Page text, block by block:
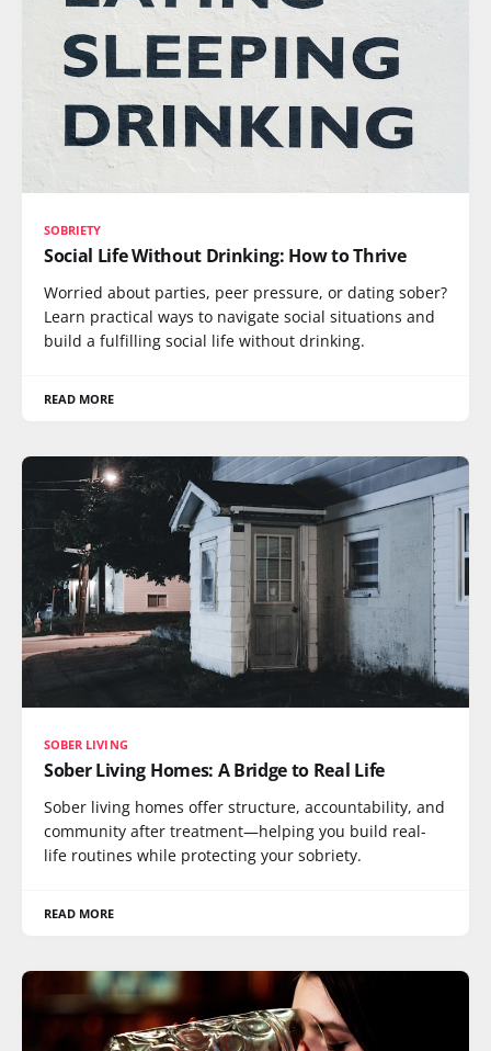
SOBRIETY
Social Life Without Drinking: How to Thrive
Worried about parties, peer pressure, or dating sober?
Learn practical ways to navigate social situations and
build a fulfilling social life without drinking.
READ MORE
SOBER LIVING
Sober Living Homes: A Bridge to Real Life
Sober living homes offer structure, accountability, and
community after treatment—helping you build real-
life routines while protecting your sobriety.
READ MORE